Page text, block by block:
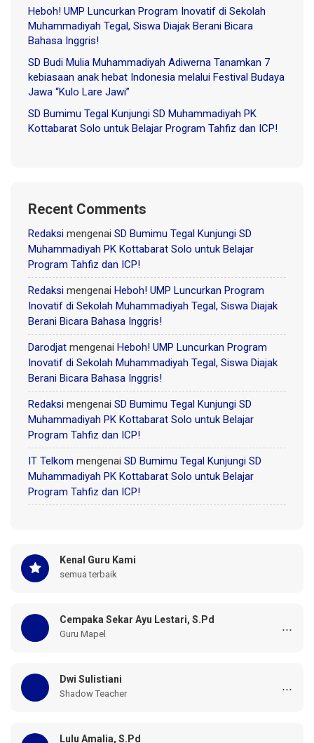
Heboh! UMP Luncurkan Program Inovatif di Sekolah
Muhammadiyah Tegal, Siswa Diajak Berani Bicara
Bahasa Inggris!
SD Budi Mulia Muhammadiyah Adiwerna Tanamkan 7
kebiasaan anak hebat Indonesia melalui Festival Budaya
Jawa “Kulo Lare Jawi”
SD Bumimu Tegal Kunjungi SD Muhammadiyah PK
Kottabarat Solo untuk Belajar Program Tahfiz dan ICP!
Recent Comments
Redaksi mengenai SD Bumimu Tegal Kunjungi SD
Muhammadiyah PK Kottabarat Solo untuk Belajar
Program Tahfiz dan ICP!
Redaksi mengenai Heboh! UMP Luncurkan Program
Inovatif di Sekolah Muhammadiyah Tegal, Siswa Diajak
Berani Bicara Bahasa Inggris!
Darodjat mengenai Heboh! UMP Luncurkan Program
Inovatif di Sekolah Muhammadiyah Tegal, Siswa Diajak
Berani Bicara Bahasa Inggris!
Redaksi mengenai SD Bumimu Tegal Kunjungi SD
Muhammadiyah PK Kottabarat Solo untuk Belajar
Program Tahfiz dan ICP!
IT Telkom mengenai SD Bumimu Tegal Kunjungi SD
Muhammadiyah PK Kottabarat Solo untuk Belajar
Program Tahfiz dan ICP!
Kenal Guru Kami
semua terbaik
Cempaka Sekar Ayu Lestari, S.Pd
Guru Mapel
...
Dwi Sulistiani
Shadow Teacher
...
Lulu Amalia, S.Pd